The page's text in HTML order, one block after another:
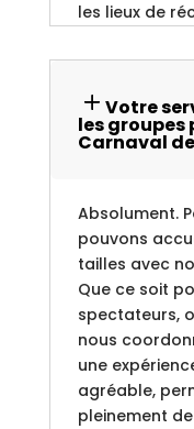
les lieux de
Votre
les
Carnaval
Absolument.
pouvons
tailles avec
Que ce soit
spectateurs,
nous
une
agréable,
pleinement